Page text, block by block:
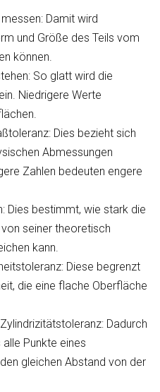
Damit wird
und Größe des Teils vom
können.
So glatt wird die
Niedrigere Werte
Dies bezieht sich
Abmessungen
Zahlen bedeuten engere
Dies bestimmt, wie stark die
seiner theoretisch
kann.
Diese begrenzt
die eine flache Oberfläche
Dadurch
Punkte eines
gleichen Abstand von der